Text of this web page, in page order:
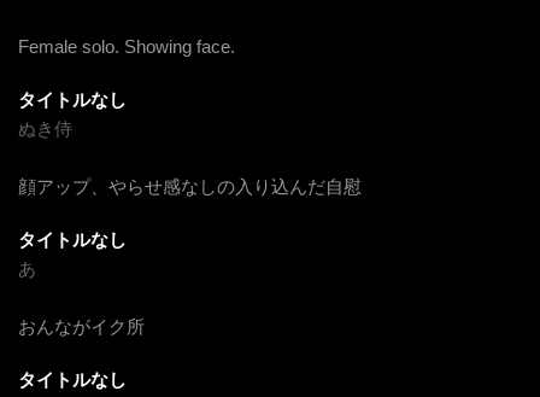
Female solo. Showing face.
タイトルなし
ぬき侍
顔アップ、やらせ感なしの入り込んだ自慰
タイトルなし
あ
おんながイク所
タイトルなし